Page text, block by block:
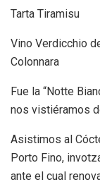
Tarta Tiramisu
Vino Verdicchio
Colonnara
Fue la “Notte
nos vistiéramos
Asistimos al
Porto Fino,
ante el cual